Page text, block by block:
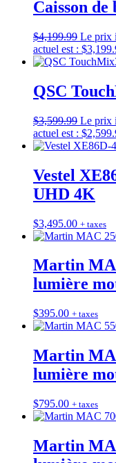
Caisson de
$4,199.99 Le prix
actuel est :
QSC
$3,599.99 Le prix
actuel est :
Vestel
UHD 4K
$3,495.00 + taxes
Martin
lumière
$395.00 + taxes
Martin
lumière
$795.00 + taxes
Martin